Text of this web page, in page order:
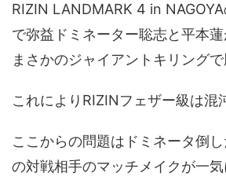
RIZIN LANDMARK 4 in
で弥益ドミネーター聡志と平本
まさかのジャイアントキリングで
これによりRIZINフェザー級は混
ここからの問題はドミネータ倒
の対戦相手のマッチメイクが一